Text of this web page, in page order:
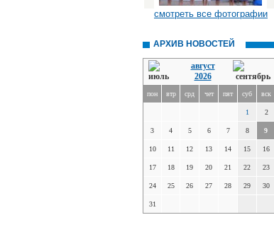
смотреть все фотографии
АРХИВ НОВОСТЕЙ
август
2026
пон втр срд чет пят суб вск
1 2
3 4 5 6 7 8 9
10 11 12 13 14 15 16
17 18 19 20 21 22 23
24 25 26 27 28 29 30
31